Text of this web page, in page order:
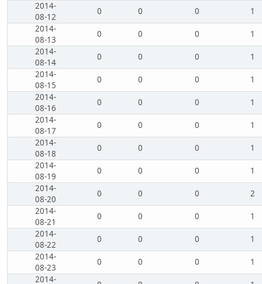
2014-
08-12
0 0 0
1
2014-
08-13
0 0 0
1
2014-
08-14
0 0 0
1
2014-
08-15
0 0 0
1
2014-
08-16
0 0 0
1
2014-
08-17
0 0 0
1
2014-
08-18
0 0 0
1
2014-
08-19
0 0 0
1
2014-
08-20
0 0 0
2
2014-
08-21
0 0 0
1
2014-
08-22
0 0 0
1
2014-
08-23
0 0 0
1
2014-